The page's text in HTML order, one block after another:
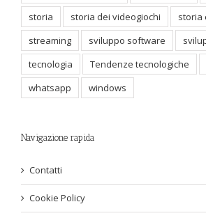
storia
storia dei videogiochi
storia
streaming
sviluppo software
tecnologia
Tendenze tecnologiche
whatsapp
windows
Navigazione rapida
Contatti
Cookie Policy